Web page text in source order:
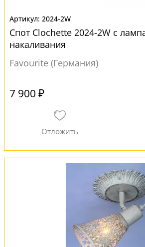
2024-2W
Спот Clochette 2024-2W с
накаливания
Favourite (Германия)
7 900 ₽